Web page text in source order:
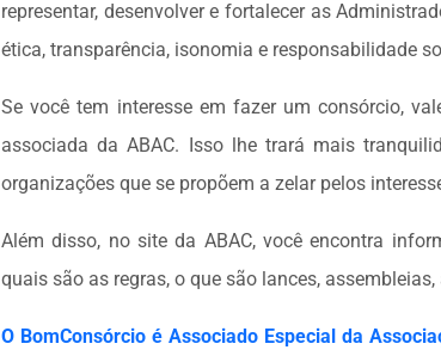
representar, desenvolver e fortalecer as
ética, transparência, isonomia e responsabilidade
Se você tem interesse em fazer um consórcio,
associada da ABAC. Isso lhe trará mais
organizações que se propõem a zelar pelos
Além disso, no site da ABAC, você encontra
quais são as regras, o que são lances,
O BomConsórcio é Associado Especial da